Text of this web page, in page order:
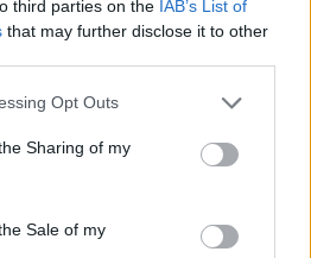
third parties on the IAB’s List of
that may further disclose it to other
Opt Outs
Sharing of my
Sale of my